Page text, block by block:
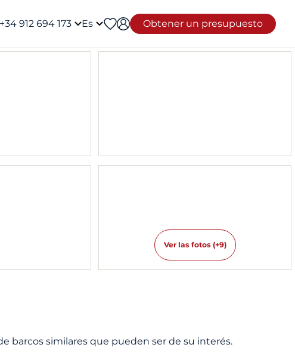
+34 912 694 173 Es Obtener un presupuesto
Ver las fotos (+9)
barcos similares que pueden ser de su interés.